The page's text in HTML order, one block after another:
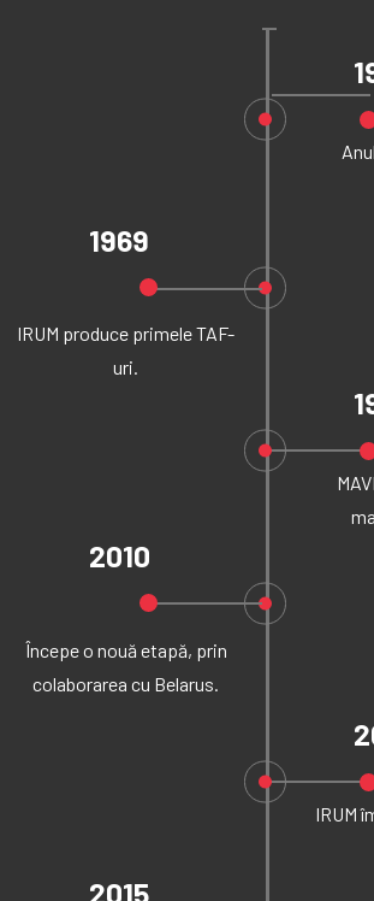
1969
IRUM produce primele TAF-
uri.
2010
Începe o nouă etapă, prin
colaborarea cu Belarus.
IRUM
2015